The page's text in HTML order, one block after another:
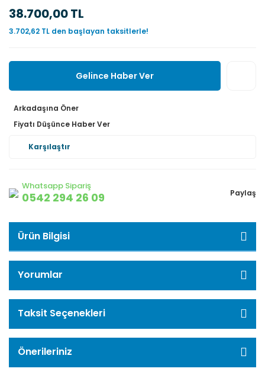
38.700,00 TL
3.702,62 TL den başlayan taksitlerle!
Gelince Haber Ver
Arkadaşına Öner
Fiyatı Düşünce Haber Ver
Karşılaştır
Whatsapp Sipariş
0542 294 26 09 Paylaş
Ürün Bilgisi
Yorumlar
Taksit Seçenekleri
Önerileriniz